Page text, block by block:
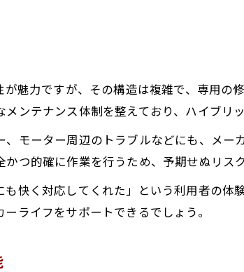
良心的サポートのヒント
で修理費用を抑えるための選び方
車整備士が提案する良心的な修理とは
ハイブリッド車の修理費用も安心設定
整備・車検も納得の価格で対応
システム修理も低価格でご提案
魅力ですが、その構造は複雑で、専用の
ンテナンス体制を整えており、ハイブリ
モーター周辺のトラブルなどにも、メー
つ的確に作業を行うため、予期せぬリス
快く対応してくれた」という利用者の
ライフをサポートできるでしょう。